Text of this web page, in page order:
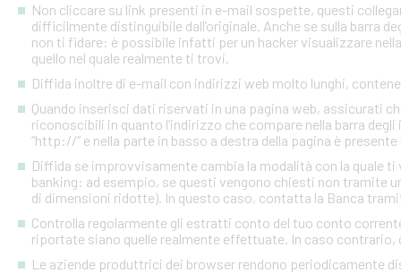
Non cliccare su link presenti in e-mail sospette, questi
difficilmente distinguibile dall’originale. Anche se sulla barra
non ti fidare: è possibile infatti per un hacker visualizzare
quello nel quale realmente ti trovi.
Diffida inoltre di e-mail con indirizzi web molto lunghi,
Quando inserisci dati riservati in una pagina web, assicurati
riconoscibili in quanto l’indirizzo che compare nella barra
“http://” e nella parte in basso a destra della pagina è
Diffida se improvvisamente cambia la modalità con la quale
banking: ad esempio, se questi vengono chiesti non tramite
di dimensioni ridotte). In questo caso, contatta la Banca
Controlla regolarmente gli estratti conto del tuo conto
riportate siano quelle realmente effettuate. In caso
Le aziende produttrici dei browser rendono periodicamente